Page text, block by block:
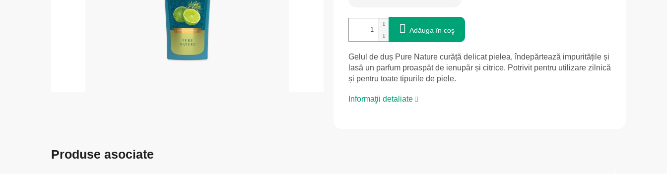
Adăuga în coş
Gelul de duș Pure Nature curăță delicat pielea, îndepărtează impuritățile și
lasă un parfum proaspăt de ienupăr și citrice. Potrivit pentru utilizare zilnică
și pentru toate tipurile de piele.
Informaţii detaliate
Produse asociate